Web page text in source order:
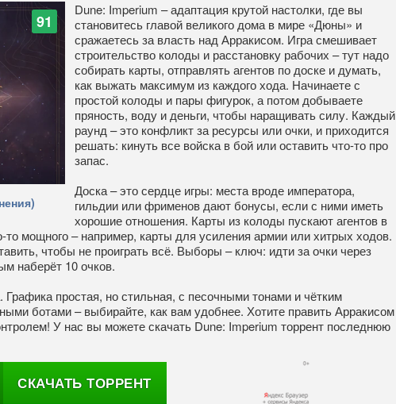
91
Dune: Imperium – адаптация крутой настолки, где вы
становитесь главой великого дома в мире «Дюны» и
сражаетесь за власть над Арракисом. Игра смешивает
строительство колоды и расстановку рабочих – тут надо
собирать карты, отправлять агентов по доске и думать,
как выжать максимум из каждого хода. Начинаете с
простой колоды и пары фигурок, а потом добываете
пряность, воду и деньги, чтобы наращивать силу. Каждый
раунд – это конфликт за ресурсы или очки, и приходится
решать: кинуть все войска в бой или оставить что-то про
запас.
Доска – это сердце игры: места вроде императора,
гильдии или фрименов дают бонусы, если с ними иметь
хорошие отношения. Карты из колоды пускают агентов в
то мощного – например, карты для усиления армии или хитрых ходов.
чтобы не проиграть всё. Выборы – ключ: идти за очки через
наберёт 10 очков.
простая, но стильная, с песочными тонами и чётким
ботами – выбирайте, как вам удобнее. Хотите править Арракисом
У нас вы можете скачать Dune: Imperium торрент последнюю
СКАЧАТЬ ТОРРЕНТ